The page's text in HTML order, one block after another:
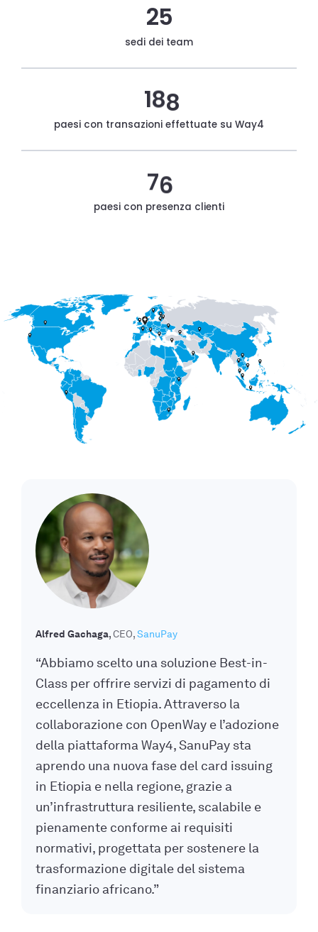
25
sedi dei team
188
paesi con transazioni effettuate su Way4
76
paesi con presenza clienti
Alfred Gachaga CEO SanuPay
“Abbiamo scelto una soluzione Best-in-
Class per offrire servizi di pagamento di
eccellenza in Etiopia. Attraverso la
collaborazione con OpenWay e l’adozione
della piattaforma Way4, SanuPay sta
aprendo una nuova fase del card issuing
in Etiopia e nella regione, grazie a
un’infrastruttura resiliente, scalabile e
pienamente conforme ai requisiti
normativi, progettata per sostenere la
trasformazione digitale del sistema
finanziario africano.”